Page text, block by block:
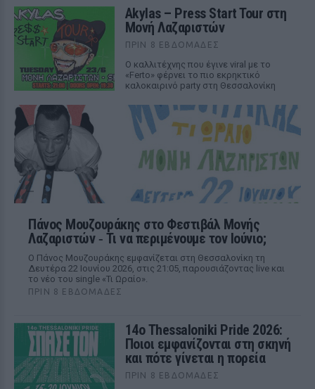
Akylas – Press Start Tour στη
Μονή Λαζαριστών
ΠΡΙΝ 8 ΕΒΔΟΜΆΔΕΣ
Ο καλλιτέχνης που έγινε viral με το
«Ferto» φέρνει το πιο εκρηκτικό
καλοκαιρινό party στη Θεσσαλονίκη
Πάνος Μουζουράκης στο Φεστιβάλ Μονής
Λαζαριστών ‑ Τι να περιμένουμε τον Ιούνιο;
Ο Πάνος Μουζουράκης εμφανίζεται στη Θεσσαλονίκη τη
Δευτέρα 22 Ιουνίου 2026, στις 21:05, παρουσιάζοντας live και
το νέο του single «Τι Ωραίο».
ΠΡΙΝ 8 ΕΒΔΟΜΆΔΕΣ
14ο Thessaloniki Pride 2026:
Ποιοι εμφανίζονται στη σκηνή
και πότε γίνεται η πορεία
ΠΡΙΝ 8 ΕΒΔΟΜΆΔΕΣ